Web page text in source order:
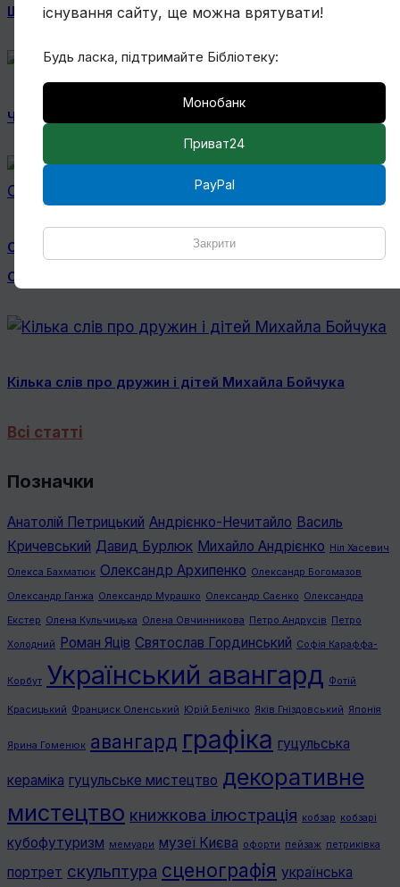
Ще один учень Нарбута і його «Енеїда»
Чому Віктор Замирайло український художник?
Спогади Марії Котляревської про Михайла
Сапожникова
Кілька слів про дружин і дітей Михайла Бойчука
Всі статті
Позначки
Анатолій Петрицький Андрієнко-Нечитайло Василь
Кричевський Давид Бурлюк Михайло Андрієнко Ніл Хасевич
Олекса Бахматюк Олександр Архипенко Олександр Богомазов
Олександр Ганжа Олександр Мурашко Олександр Саєнко Олександра
Екстер Олена Кульчицька Олена Овчинникова Петро Андрусів Петро
Холодний Роман Яців Святослав Гординський Софія Караффа-
Корбут Український авангард Фотій
Красицький Франциск Оленський Юрій Белічко Яків Гніздовський Японія
Ярина Гоменюк авангард графiка гуцульська
кераміка гуцульське мистецтво декоративне
мистецтво книжкова ілюстрація кобзар кобзарі
кубофутуризм мемуари музеї Києва офорти пейзаж петриківка
портрет скульптура сценографія українська
існування сайту, ще можна врятувати!
Будь ласка, підтримайте Бібліотеку:
Монобанк
Приват24
PayPal
Закрити